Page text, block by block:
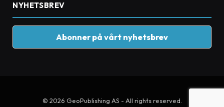
NYHETSBREV
Abonner på vårt nyhetsbrev
© 2026 GeoPublishing AS - All rights reserved.